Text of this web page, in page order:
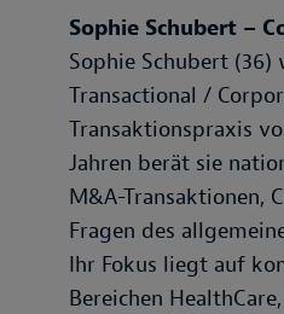
Sophie Schubert –
Sophie Schubert (36)
Transactional /
Transaktionspraxis
Jahren berät sie
M&A-Transaktionen,
Fragen des
Ihr Fokus liegt auf
Bereichen